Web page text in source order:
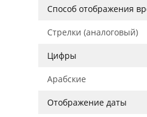
Способ отображения
Стрелки (аналоговый)
Цифры
Арабские
Отображение даты